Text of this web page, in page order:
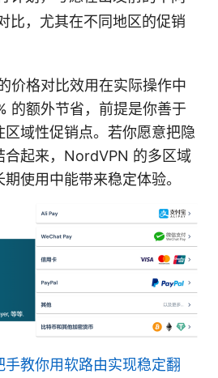
比，尤其在不同地区的促销
价格对比效用在实际操作中
的额外节省，前提是你善于
域性促销点。若你愿意把隐
合起来，NordVPN 的多区域
使用中能带来稳定体验。
教你用软路由实现稳定翻